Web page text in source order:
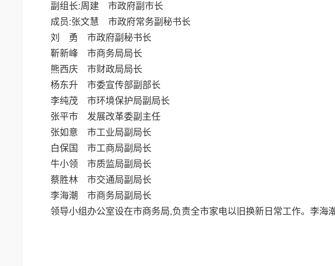
副组长:周建 市政府副市长
成员:张文慧 市政府常务副秘书长
刘 勇 市政府副秘书长
靳新峰 市商务局局长
熊西庆 市财政局局长
杨东升 市委宣传部副部长
李纯茂 市环境保护局副局长
张平市 发展改革委副主任
张如意 市工业局副局长
白保国 市工商局副局长
牛小领 市质监局副局长
蔡胜林 市交通局副局长
李海潮 市商务局副局长
领导小组办公室设在市商务局,负责全市家电以旧换新日常工作。李海潮
二○一○年八